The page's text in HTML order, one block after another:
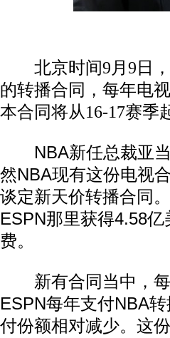
北京时间9月9日，
的转播合同，每年电
本合同将从16-17赛季
NBA新任总裁亚当-
然NBA现有这份电视
谈定新天价转播合同
ESPN那里获得4.58
费。
新有合同当中，每
ESPN每年支付NBA
付份额相对减少。这